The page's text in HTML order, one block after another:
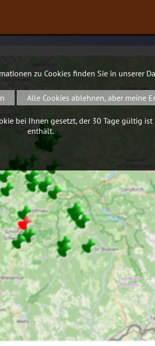
zu Cookies finden Sie in unserer
Alle Cookies ablehnen, aber meine
bei Ihnen gesetzt, der 30 Tage gültig
enthält.